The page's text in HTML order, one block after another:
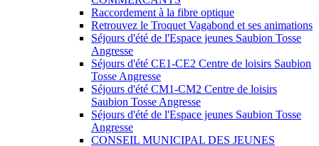
Raccordement à la fibre optique
Retrouvez le Troquet Vagabond et ses animations
Séjours d'été de l'Espace jeunes Saubion Tosse
Angresse
Séjours d'été CE1-CE2 Centre de loisirs Saubion
Tosse Angresse
Séjours d'été CM1-CM2 Centre de loisirs
Saubion Tosse Angresse
Séjours d'été de l'Espace jeunes Saubion Tosse
Angresse
CONSEIL MUNICIPAL DES JEUNES